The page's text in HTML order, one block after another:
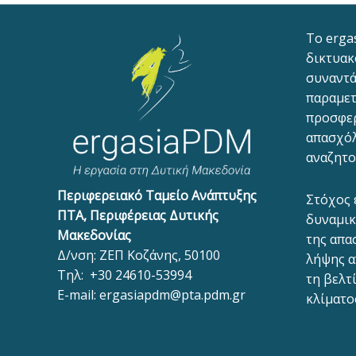
Περιφερειακό Ταμείο Ανάπτυξης
ΠΤΑ, Περιφέρειας Δυτικής
Μακεδονίας
Δ/νση: ΖΕΠ Κοζάνης, 50100
Τηλ: +30 24610-53994
E-mail: ergasiapdm@pta.pdm.gr
To
Στόχος
της
λήψης
τη